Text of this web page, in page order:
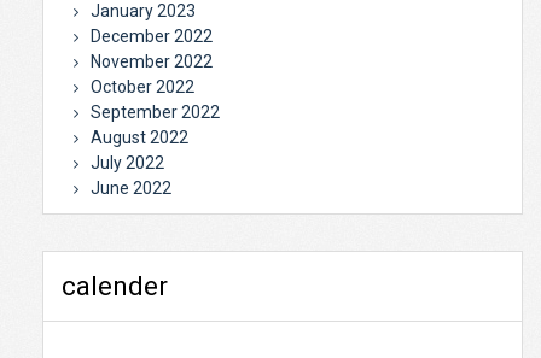
January 2023
December 2022
November 2022
October 2022
September 2022
August 2022
July 2022
June 2022
calender